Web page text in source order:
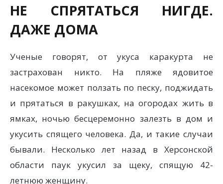
НЕ СПРЯТАТЬСЯ НИГДЕ.
ДАЖЕ ДОМА
Ученые говорят, от укуса каракурта не
застрахован никто. На пляже ядовитое
насекомое может ползать по песку, поджидать
и прятаться в ракушках, на огородах жить в
ямках, ночью бесцеремонно залезть в дом и
укусить спящего человека. Да, и такие случаи
бывали. Несколько лет назад в Херсонской
области паук укусил за щеку, спящую 42-
летнюю женщину.